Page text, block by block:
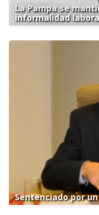
La Pampa se
informalidad
Sentenciado por